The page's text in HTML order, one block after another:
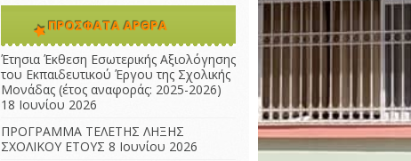
ΠΡΌΣΦΑΤΑ ΆΡΘΡΑ
Έτησια Έκθεση Εσωτερικής Αξιολόγησης
του Εκπαιδευτικού Έργου της Σχολικής
Μονάδας (έτος αναφοράς: 2025-2026)
18 Ιουνίου 2026
ΠΡΟΓΡΑΜΜΑ ΤΕΛΕΤΗΣ ΛΗΞΗΣ
ΣΧΟΛΙΚΟΥ ΕΤΟΥΣ 8 Ιουνίου 2026